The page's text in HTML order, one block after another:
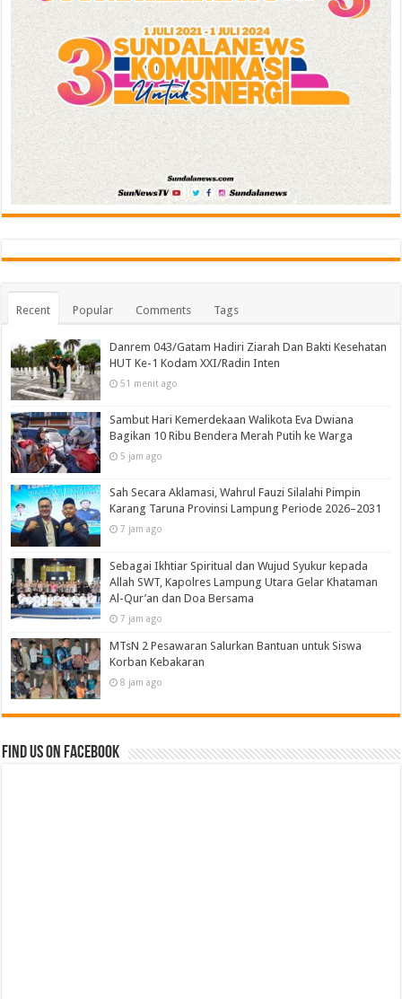
Recent Popular Comments Tags
Danrem 043/Gatam Hadiri Ziarah Dan Bakti Kesehatan
HUT Ke-1 Kodam XXI/Radin Inten
51 menit ago
Sambut Hari Kemerdekaan Walikota Eva Dwiana
Bagikan 10 Ribu Bendera Merah Putih ke Warga
5 jam ago
Sah Secara Aklamasi, Wahrul Fauzi Silalahi Pimpin
Karang Taruna Provinsi Lampung Periode 2026–2031
7 jam ago
Sebagai Ikhtiar Spiritual dan Wujud Syukur kepada
Allah SWT, Kapolres Lampung Utara Gelar Khataman
Al-Qur’an dan Doa Bersama
7 jam ago
MTsN 2 Pesawaran Salurkan Bantuan untuk Siswa
Korban Kebakaran
8 jam ago
Find us on Facebook